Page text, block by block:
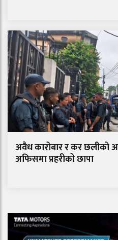
अवैध कारोबार र कर छलीको
अफिसमा प्रहरीको छापा